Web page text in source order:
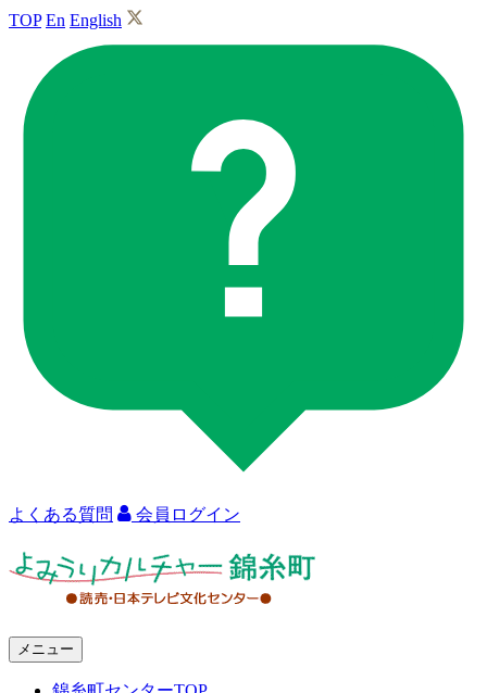
TOP En English
よくある質問 会員ログイン
メニュー